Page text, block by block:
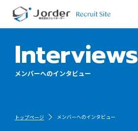
Interviews
メンバーへのインタビュー
トップページ メンバーへのインタビュー